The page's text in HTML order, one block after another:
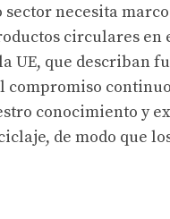
necesita
circulares
UE, que describan
compromiso
conocimiento y
de modo que